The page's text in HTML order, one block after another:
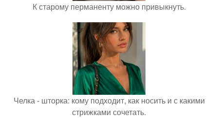
К старому перманенту можно привыкнуть.
Челка - шторка: кому подходит, как носить и с какими
стрижками сочетать.